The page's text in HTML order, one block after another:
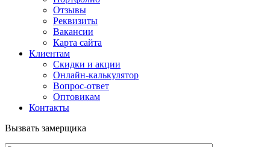
Отзывы
Реквизиты
Вакансии
Карта сайта
Клиентам
Скидки и акции
Онлайн-калькулятор
Вопрос-ответ
Оптовикам
Контакты
Вызвать замерщика